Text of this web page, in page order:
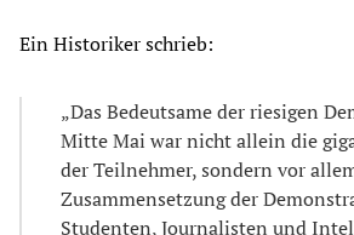
Ein Historiker schrieb:
„Das Bedeutsame der riesigen
Mitte Mai war nicht allein die
der Teilnehmer, sondern vor
Zusammensetzung der
Studenten, Journalisten und